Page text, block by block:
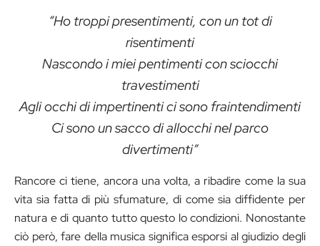
“Ho troppi presentimenti, con un tot di
risentimenti
Nascondo i miei pentimenti con sciocchi
travestimenti
Agli occhi di impertinenti ci sono fraintendimenti
Ci sono un sacco di allocchi nel parco
divertimenti”
Rancore ci tiene, ancora una volta, a ribadire come la sua
vita sia fatta di più sfumature, di come sia diffidente per
natura e di quanto tutto questo lo condizioni. Nonostante
ciò però, fare della musica significa esporsi al giudizio degli